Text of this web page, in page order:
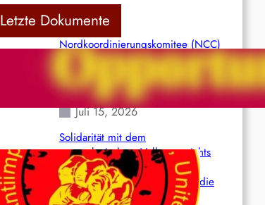
Letzte Dokumente
Nordkoordinierungskomitee (NCC)
der Kommunistischen Partei Indiens
(Maoistisch): Postmoderner
Opportunismus
Juli 15, 2026
Solidarität mit dem
venezolanischem Volk angesichts
der verlorenen Leben und der
katastrophalen Situation durch die
Erdbeben des 24. Juni!